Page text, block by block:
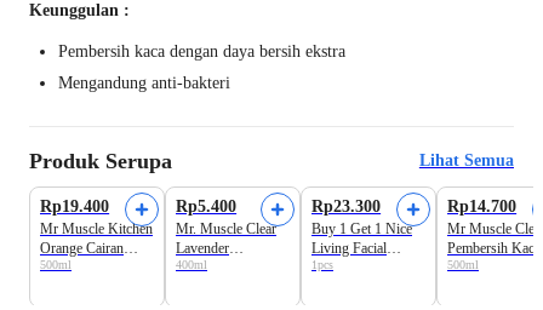
Keunggulan :
Pembersih kaca dengan daya bersih ekstra
Mengandung anti-bakteri
Produk Serupa Lihat Semua
Rp19.400
Mr Muscle Kitchen
Orange Cairan
Pembersih Dapur
500ml
Rp5.400
Mr. Muscle Clear
Lavender
Pembersih Kaca
400ml
Rp23.300
Buy 1 Get 1 Nice
Living Facial
Tissue Soft Pack
1pcs
Rp14.700
Mr Muscle
Pembersih Kaca
500ml